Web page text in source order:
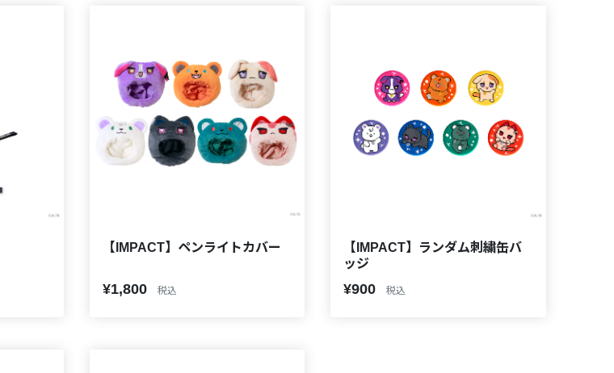
【IMPACT】ペンライトカバー
¥1,800 税込
【IMPACT】ランダム刺繍缶バ
ッジ
¥900 税込